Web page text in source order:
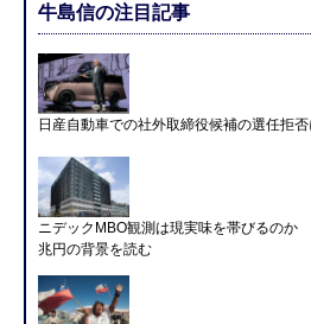
牛島信の注目記事
日産自動車での社外取締役候補の選任拒
ニデックMBO観測は現実味を帯びるのか
兆円の背景を読む